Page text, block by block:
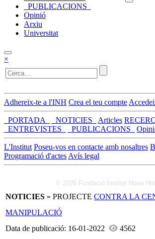
_PUBLICACIONS_
Opinió
Arxiu
Universitat
×
Adhereix-te a l'INH Crea el teu compte
_PORTADA_ _NOTICIES_ Articles
_ENTREVISTES_
_PUBLICACIONS_
L'Institut Poseu-vos en contacte amb nosaltres
Programació d'actes Avís legal
© 2026 Fundació Institut Nova
NOTICIES » PROJECTE CONTRA LA
MANIPULACIÓ
Data de publicació: 16-01-2022
4562